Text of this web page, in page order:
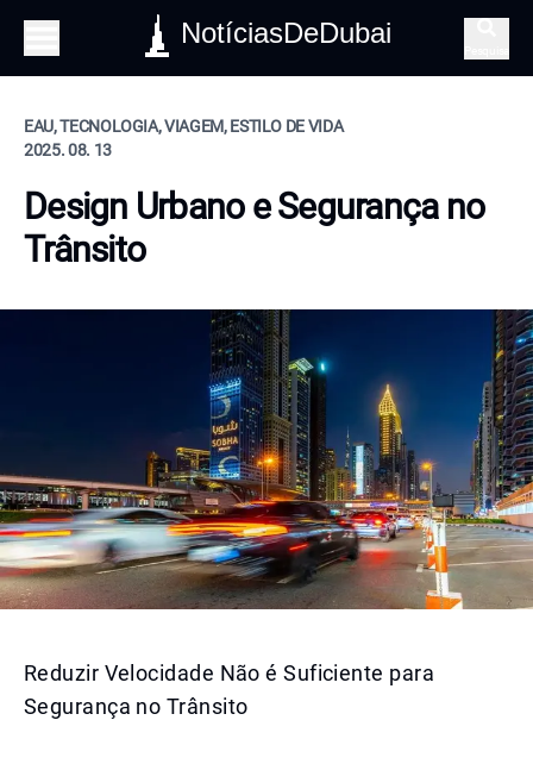
NotíciasDeDubai
EAU, TECNOLOGIA, VIAGEM, ESTILO DE VIDA
2025. 08. 13
Design Urbano e Segurança no
Trânsito
Reduzir Velocidade Não é Suficiente para
Segurança no Trânsito